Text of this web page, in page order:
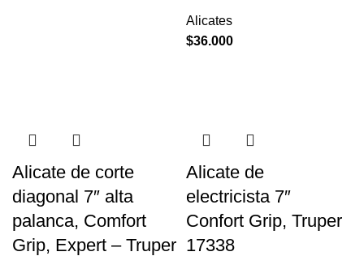
Alicates
$36.000
Alicate de corte
diagonal 7″ alta
palanca, Comfort
Grip, Expert – Truper
Alicate de
electricista 7″
Confort Grip, Truper
17338